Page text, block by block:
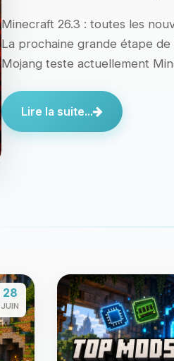
Minecraft 26.3 : toutes les
La prochaine grande étape
Mojang teste actuellement
Lire la suite...
28
JUIN